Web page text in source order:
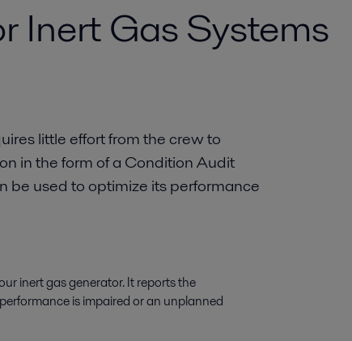
Inert Gas Systems
little effort from the crew to
in the form of a Condition Audit
be used to optimize its performance
inert gas generator. It reports the
is impaired or an unplanned